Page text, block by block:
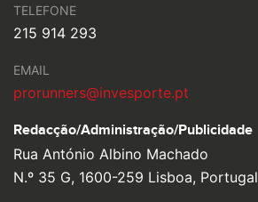
TELEFONE
215 914 293
EMAIL
prorunners@invesporte.pt
Redacção/Administração/Publicidade
Rua António Albino Machado
N.º 35 G, 1600-259 Lisboa, Portugal